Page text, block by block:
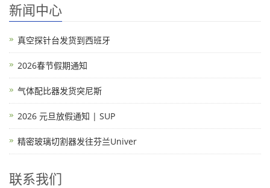
新闻中心
真空探针台发货到西班牙
2026春节假期通知
气体配比器发货突尼斯
2026 元旦放假通知 | SUP
精密玻璃切割器发往芬兰Univer
联系我们